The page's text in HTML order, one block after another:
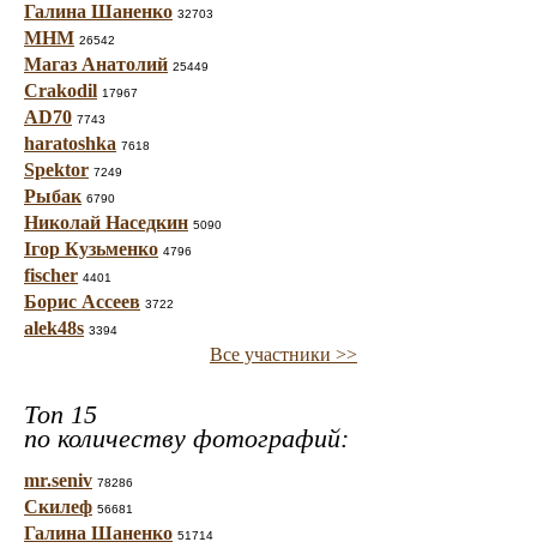
Галина Шаненко 32703
МНМ 26542
Магаз Анатолий 25449
Crakodil 17967
AD70 7743
haratoshka 7618
Spektor 7249
Рыбак 6790
Николай Наседкин 5090
Ігор Кузьменко 4796
fischer 4401
Борис Ассеев 3722
alek48s 3394
Все участники >>
Топ 15
по количеству фотографий:
mr.seniv 78286
Скилеф 56681
Галина Шаненко 51714